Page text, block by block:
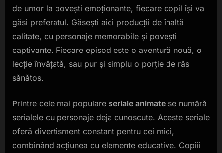
de umor la povești emoționante, fiecare copil își va
găsi preferatul. Găsești aici producții de înaltă
calitate, cu personaje memorabile și povești
captivante. Fiecare episod este o aventură nouă, o
lecție învățată, sau pur și simplu o porție de râs
sănătos.
Printre cele mai populare seriale animate se numără
serialele cu personaje deja cunoscute. Aceste seriale
oferă divertisment constant pentru cei mici,
combinând acțiunea cu elemente educative. Copiii